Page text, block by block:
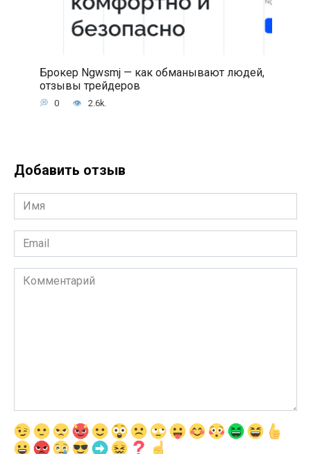
Брокер Ngwsmj — как обманывают людей,
отзывы трейдеров
0 2.6k.
Добавить отзыв
Имя
*
Email
*
Комментарий